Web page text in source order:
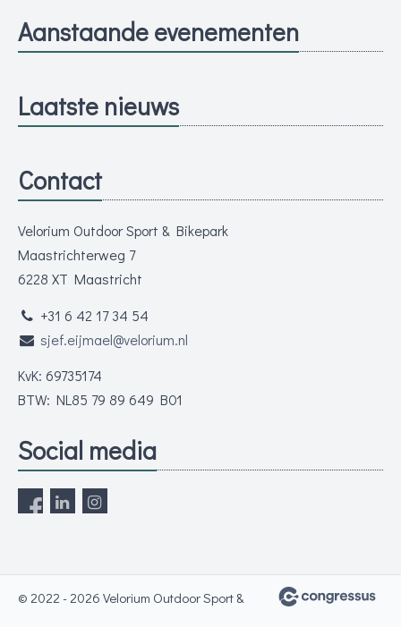
Aanstaande evenementen
Laatste nieuws
Contact
Velorium Outdoor Sport & Bikepark
Maastrichterweg 7
6228 XT Maastricht
+31 6 42 17 34 54
sjef.eijmael@velorium.nl
KvK: 69735174
BTW: NL85 79 89 649 B01
Social media
© 2022 - 2026 Velorium Outdoor Sport &